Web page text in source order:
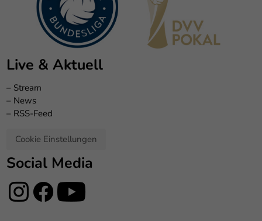
Live & Aktuell
– Stream
– News
– RSS-Feed
Cookie Einstellungen
Social Media